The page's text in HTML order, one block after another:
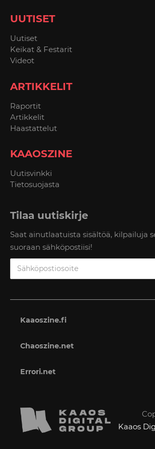
UUTISET
Uutiset
Keikat & Festarit
Videot
ARTIKKELIT
Raportit
Artikkelit
Haastattelut
KAAOSZINE
Uutisvinkki
Tietosuojasta
Tilaa uutiskirje
Saat ainutlaatuista sisältöä, kilpailuja
suoraan sähköpostiisi!
Kaaoszine.fi
Chaoszine.net
Errori.net
Kaaos